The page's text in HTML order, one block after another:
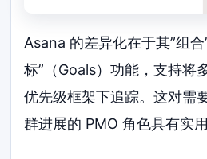
Asana 的差异化在于其”组
标”（Goals）功能，支持将
优先级框架下追踪。这对需
群进展的 PMO 角色具有实用